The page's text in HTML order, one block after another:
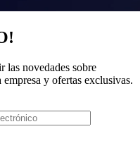
las novedades sobre
y ofertas exclusivas.